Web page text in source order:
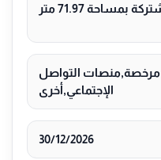
بمساحة 71.97 متر
التواصل
الإجتماعي,أخرى
30/12/2026